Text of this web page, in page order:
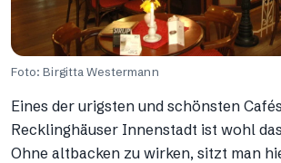
Foto: Birgitta Westermann
Eines der urigsten und schönsten
Recklinghäuser Innenstadt ist wohl
Ohne altbacken zu wirken, sitzt man